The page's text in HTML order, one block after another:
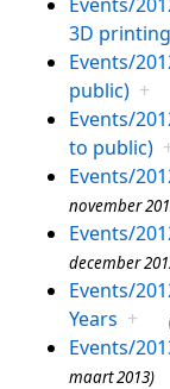
3D printing
Events/
public) +
Events/
to public)
Events/
november
Events/
december
Events/
Years +
Events/
maart 2013)